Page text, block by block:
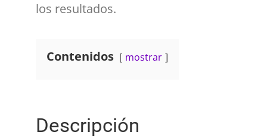
los resultados.
Contenidos mostrar
Descripción